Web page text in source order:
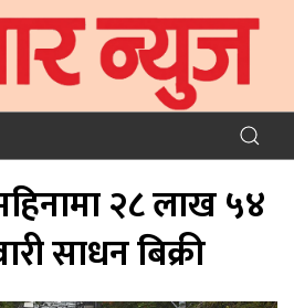
२८ लाख ५४
साधन बिक्री